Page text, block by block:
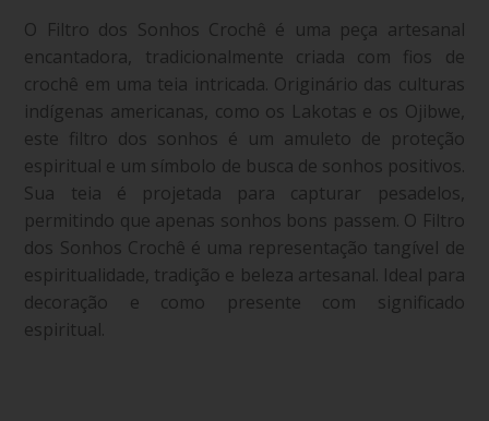
O Filtro dos Sonhos Crochê é uma peça artesanal
encantadora, tradicionalmente criada com fios de
crochê em uma teia intricada. Originário das culturas
indígenas americanas, como os Lakotas e os Ojibwe,
este filtro dos sonhos é um amuleto de proteção
espiritual e um símbolo de busca de sonhos positivos.
Sua teia é projetada para capturar pesadelos,
permitindo que apenas sonhos bons passem. O Filtro
dos Sonhos Crochê é uma representação tangível de
espiritualidade, tradição e beleza artesanal. Ideal para
decoração e como presente com significado
espiritual.